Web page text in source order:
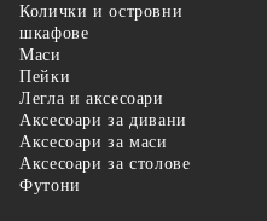
Колички и островни
шкафове
Маси
Пейки
Легла и аксесоари
Аксесоари за дивани
Аксесоари за маси
Аксесоари за столове
Футони